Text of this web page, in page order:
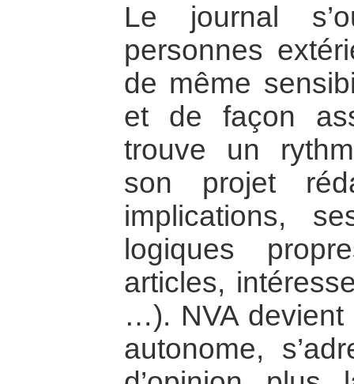
Le journal
personnes
de même
et de façon
trouve un
son projet
implications,
logiques
articles,
…). NVA
autonome,